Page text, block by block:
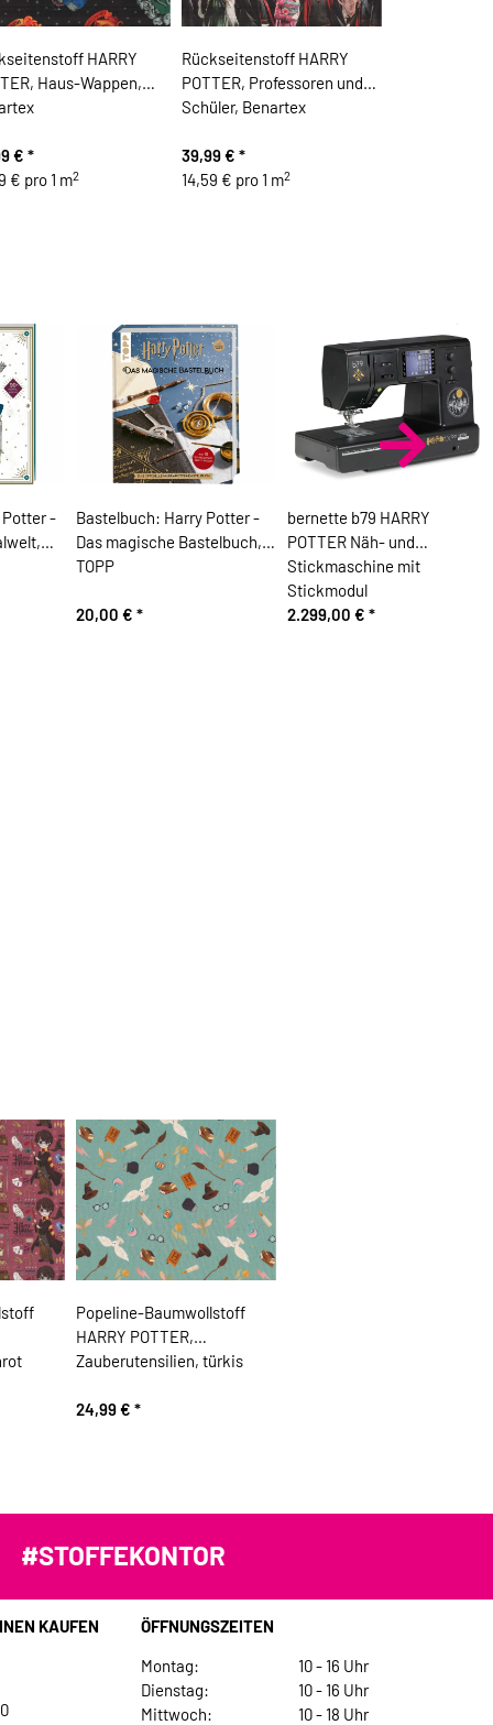
HARRY
Haus-Wappen,
€ *
€ pro 1 m2
Rückseitenstoff HARRY
POTTER, Professoren und
Schüler, Benartex
39,99 € *
14,59 € pro 1 m2
Potter -
Bastelbuch: Harry Potter -
Das magische Bastelbuch,
TOPP
20,00 € *
bernette b79 HARRY
POTTER Näh- und
Stickmaschine mit
Stickmodul
2.299,00 € *
Popeline-Baumwollstoff
HARRY POTTER,
Zauberutensilien, türkis
24,99 € *
#STOFFEKONTOR
KAUFEN
ÖFFNUNGSZEITEN
Montag:
10 - 16 Uhr
Dienstag:
10 - 16 Uhr
Mittwoch:
10 - 18 Uhr